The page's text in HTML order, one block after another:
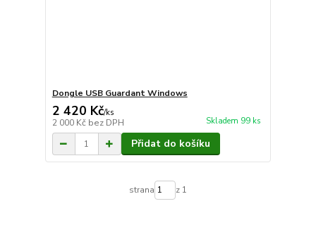
Dongle USB Guardant Windows
2 420 Kč/ks
2 000 Kč bez DPH Skladem 99 ks
Přidat do košíku
strana z 1